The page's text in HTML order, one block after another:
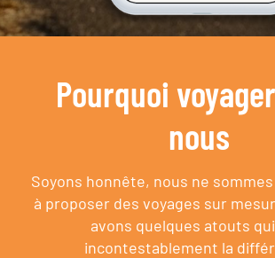
Pourquoi
nous
Soyons honnête, nous ne
à proposer des voyages sur
avons quelques atouts
incontestablement la